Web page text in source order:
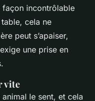
façon incontrôlable
cela ne
peut s’apaiser,
une prise en
vite
le sent, et cela